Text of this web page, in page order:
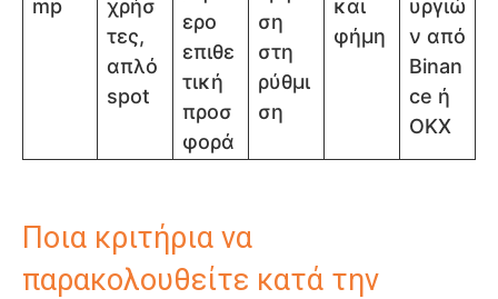
mp
χρήσ
τες,
απλό
spot
ερο
επιθε
τική
προσ
φορά
ση
στη
ρύθμι
ση
και
φήμη
υργιώ
ν από
Binan
ce ή
OKX
Ποια κριτήρια να
παρακολουθείτε κατά την